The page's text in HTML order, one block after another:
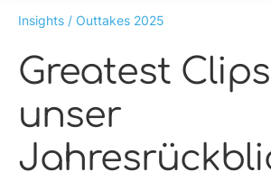
Insights / Outtakes 2025
Greatest Clips
unser